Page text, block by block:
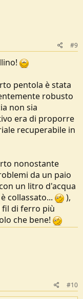
#9
pentola è stata
robusto
non sia
era di proporre
recuperabile in
nonostante
da un paio
un litro d'acqua
collassato...
),
fil di ferro più
che bene!
#10